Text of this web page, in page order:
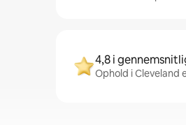
4,8 i
Ophold i Cleveland